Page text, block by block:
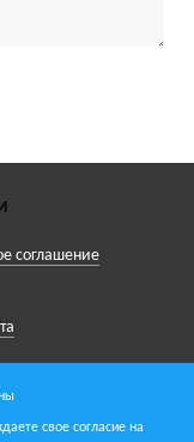
соглашение
свое согласие на